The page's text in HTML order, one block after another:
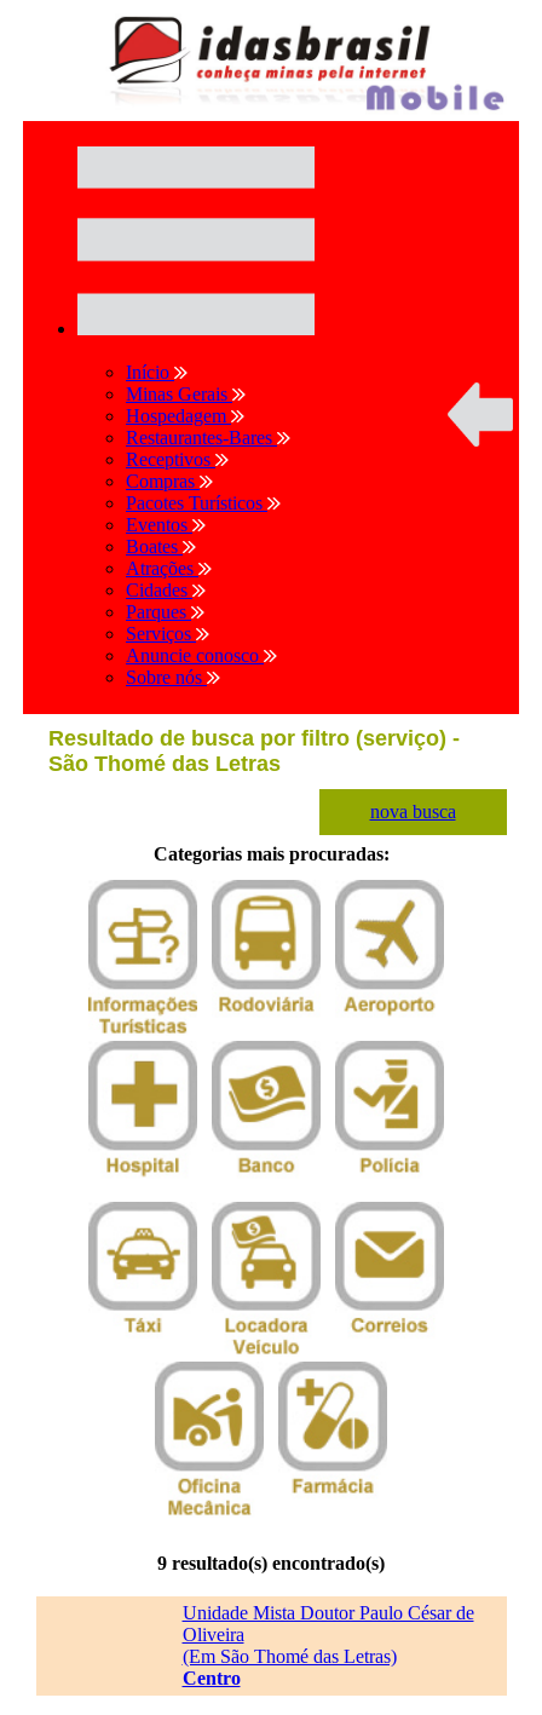
Início
Minas Gerais
Hospedagem
Restaurantes-Bares
Receptivos
Compras
Pacotes Turísticos
Eventos
Boates
Atrações
Cidades
Parques
Serviços
Anuncie conosco
Sobre nós
Resultado de busca por filtro (serviço) -
São Thomé das Letras
nova busca
Categorias mais procuradas:
9 resultado(s) encontrado(s)
Unidade Mista Doutor Paulo César de
Oliveira
(Em São Thomé das Letras)
Centro